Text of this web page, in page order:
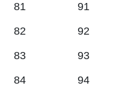
81 91
82 92
83 93
84 94